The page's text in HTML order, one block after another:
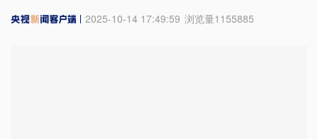
2025-10-14 17:49:59 浏览量1155885